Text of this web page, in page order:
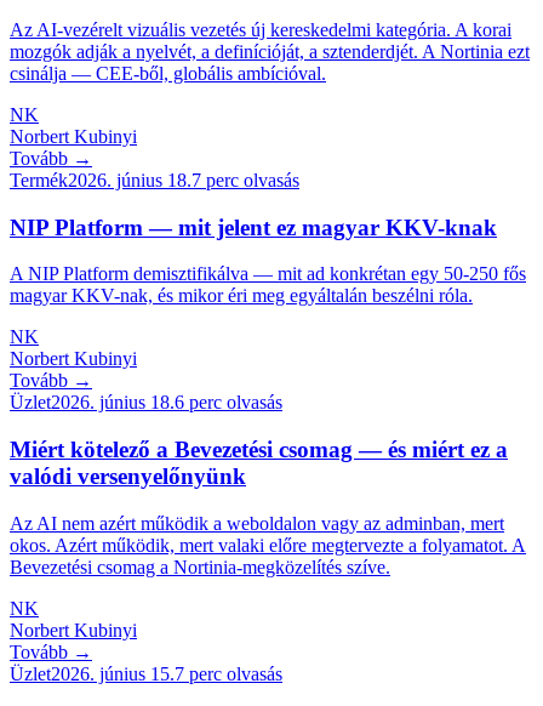
Az AI-vezérelt vizuális vezetés új kereskedelmi kategória. A korai
mozgók adják a nyelvét, a definícióját, a sztenderdjét. A Nortinia ezt
csinálja — CEE-ből, globális ambícióval.
NK
Norbert Kubinyi
Tovább →
Termék2026. június 18.7 perc olvasás
NIP Platform — mit jelent ez magyar KKV-knak
A NIP Platform demisztifikálva — mit ad konkrétan egy 50-250 fős
magyar KKV-nak, és mikor éri meg egyáltalán beszélni róla.
NK
Norbert Kubinyi
Tovább →
Üzlet2026. június 18.6 perc olvasás
Miért kötelező a Bevezetési csomag — és miért ez a
valódi versenyelőnyünk
Az AI nem azért működik a weboldalon vagy az adminban, mert
okos. Azért működik, mert valaki előre megtervezte a folyamatot. A
Bevezetési csomag a Nortinia-megközelítés szíve.
NK
Norbert Kubinyi
Tovább →
Üzlet2026. június 15.7 perc olvasás